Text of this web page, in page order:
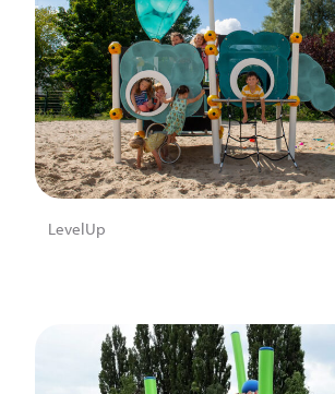
LevelUp